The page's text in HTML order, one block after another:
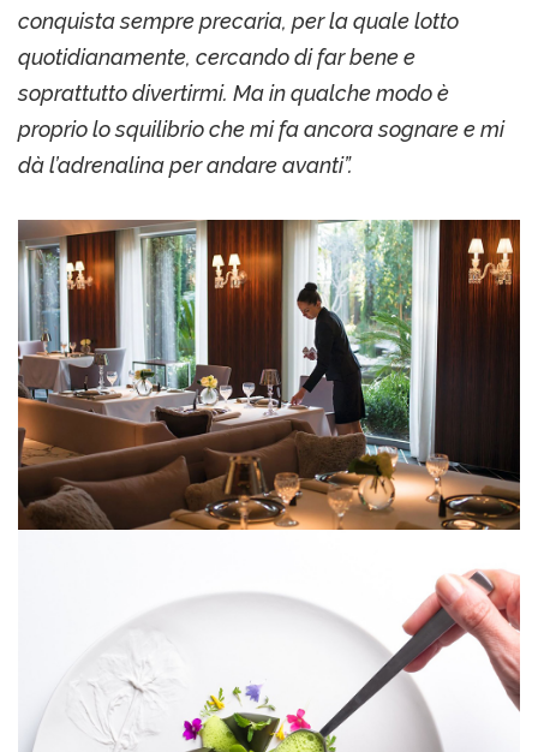
conquista sempre precaria, per la quale lotto
quotidianamente, cercando di far bene e
soprattutto divertirmi. Ma in qualche modo è
proprio lo squilibrio che mi fa ancora sognare e mi
dà l’adrenalina per andare avanti”.